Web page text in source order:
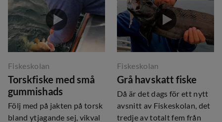
Fiskeskolan
Torskfiske med små
gummishads
Följ med på jakten på torsk
bland ytjagande sej, vikval
Fiskeskolan
Grå havskatt fiske
Då är det dags för ett nytt
avsnitt av Fiskeskolan, det
tredje av totalt fem från